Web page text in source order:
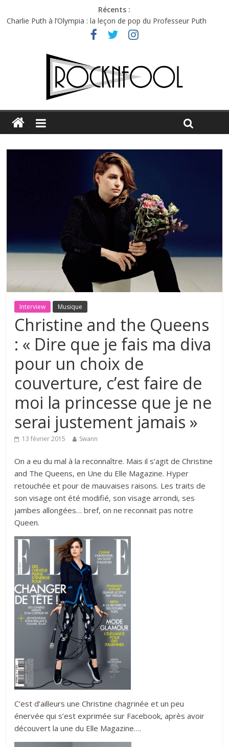
Récents :
Charlie Puth à l’Olympia : la leçon de pop du Professeur Puth
Festival Triptyque : un nouveau festival de musique indépendant
Hellfest 2026 vendredi : température et émotions en hausse
Hellfest 2026 jeudi : impossible de choisir entre chaleur et bonne
Première édition du Midgard Festival : entre bière, métal et
Interview Musique
Christine and the Queens
: « Dire que je fais ma diva
pour un choix de
couverture, c’est faire de
moi la princesse que je ne
serai justement jamais »
13 février 2015 Swann
On a eu du mal à la reconnaître. Mais il s’agit de Christine
and The Queens, en Une du Elle Magazine. Hyper
retouchée et pour de mauvaises raisons. Les traits de
son visage ont été modifié, son visage arrondi, ses
jambes allongées… bref, on ne reconnait pas notre
Queen.
C’est d’ailleurs une Christine chagrinée et un peu
énervée qui s’est exprimée sur Facebook, après avoir
découvert la une du Elle Magazine….